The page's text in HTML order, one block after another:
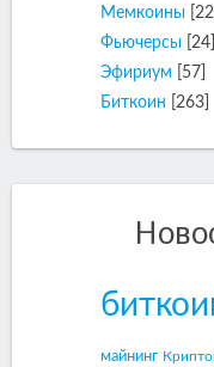
Мемкоины
[22]
Фьючерсы
[24]
Эфириум
[57]
Биткоин
[263]
майнинг